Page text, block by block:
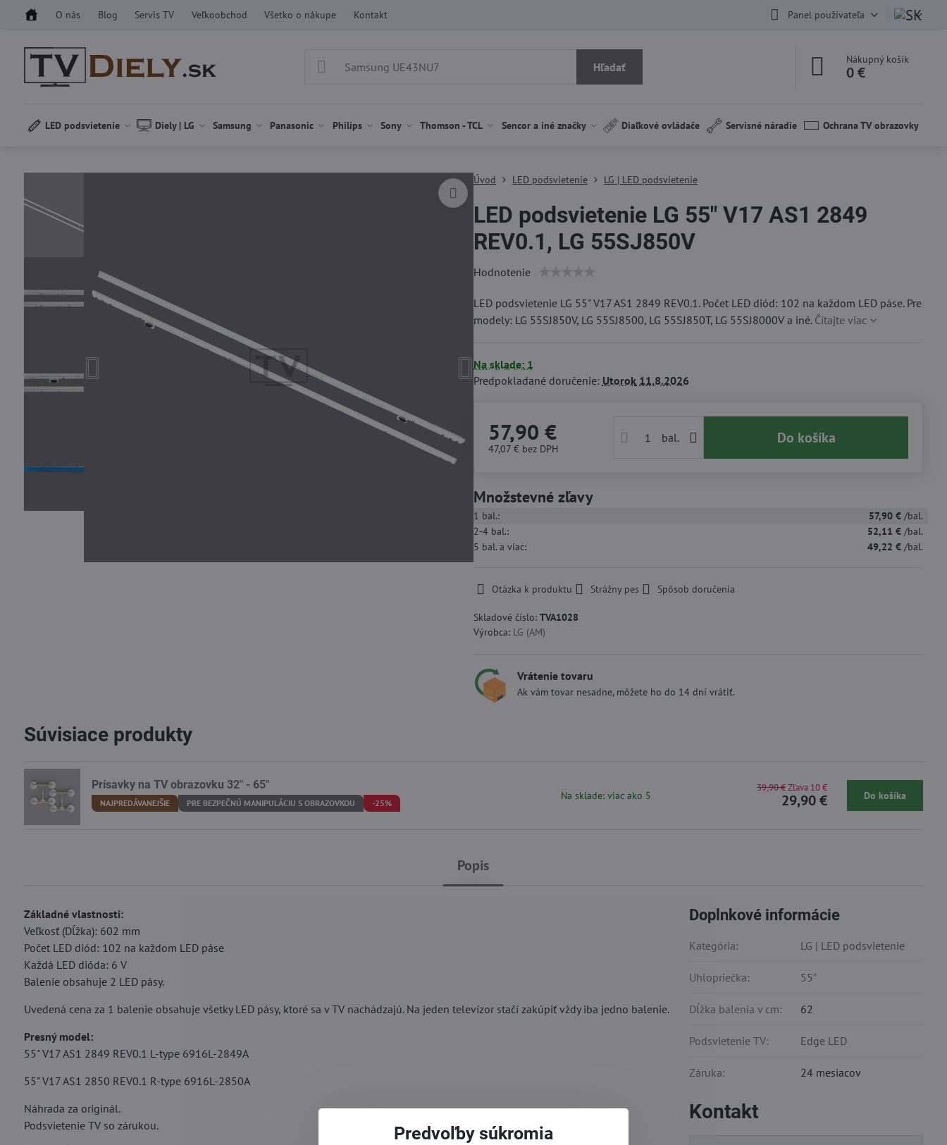
O nás Blog Servis TV Veľkoobchod Všetko o nákupe Kontakt Panel používateľa
Hľadať
Nákupný košík
0 €
LED podsvietenie Diely | LG Samsung Panasonic Philips Sony Thomson - TCL Sencor a iné značky Diaľkové ovládače Servisné náradie Ochrana TV obrazovky
Úvod LED podsvietenie LG | LED podsvietenie
LED podsvietenie LG 55" V17 AS1 2849
REV0.1, LG 55SJ850V
Hodnotenie
LED podsvietenie LG 55" V17 AS1 2849 REV0.1. Počet LED diód: 102 na každom LED páse. Pre
modely: LG 55SJ850V, LG 55SJ8500, LG 55SJ850T, LG 55SJ8000V a iné. Čítajte viac
Na sklade: 1
Predpokladané doručenie: Utorok11.8.2026
57,90 €
47,07 € bez DPH
bal. Do košíka
Množstevné zľavy
1 bal.: 57,90 € /bal.
2-4bal.: 52,11 € /bal.
5 bal.a viac: 49,22 € /bal.
Otázka k produktu Strážny pes Spôsob doručenia
Skladové číslo: TVA1028
Výrobca: LG (AM)
Vrátenie tovaru
Ak vám tovar nesadne, môžete ho do 14 dní vrátiť.
Popis
Základné vlastnosti:
Veľkosť (Dĺžka): 602 mm
Počet LED diód: 102 na každom LED páse
Každá LED dióda: 6 V
Balenie obsahuje 2 LED pásy.
Uvedená cena za 1 balenie obsahuje všetky LED pásy, ktoré sa v TV nachádzajú. Na jeden televízor stačí zakúpiť vždy iba jedno balenie.
Presný model:
55" V17 AS1 2849 REV0.1 L-type 6916L-2849A
55" V17 AS1 2850 REV0.1 R-type 6916L-2850A
Náhrada za originál.
Podsvietenie TV so zárukou.
Doplnkové informácie
Kategória: LG | LED podsvietenie
Uhlopriečka: 55"
Dĺžka balenia v cm: 62
Podsvietenie TV: Edge LED
Záruka: 24 mesiacov
Kontakt
Súvisiace produkty
Prísavky na TV obrazovku 32" - 65"
NAJPREDÁVANEJŠIE PRE BEZPEČNÚ MANIPULÁCIU S OBRAZOVKOU -25%
Na sklade: viac ako 5 29,90 €
39,90 € Zľava 10 €
Do košíka
Predvoľby súkromia